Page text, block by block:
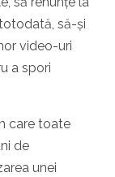
să-și
video-uri
a spori
care toate
de
unei